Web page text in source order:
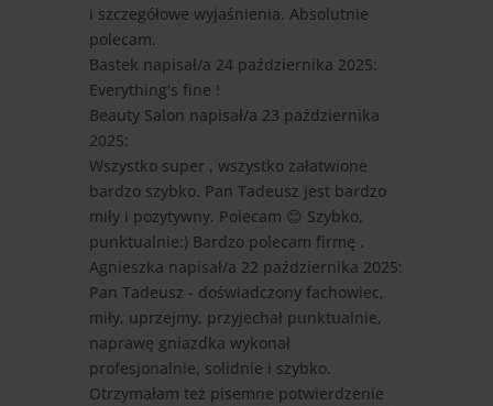
i szczegółowe wyjaśnienia. Absolutnie
polecam.
Bastek napisał/a 24 października 2025:
Everything's fine !
Beauty Salon napisał/a 23 października
2025:
Wszystko super , wszystko załatwione
bardzo szybko. Pan Tadeusz jest bardzo
miły i pozytywny. Polecam 😊 Szybko,
punktualnie:) Bardzo polecam firmę .
Agnieszka napisał/a 22 października 2025:
Pan Tadeusz - doświadczony fachowiec,
miły, uprzejmy, przyjechał punktualnie,
naprawę gniazdka wykonał
profesjonalnie, solidnie i szybko.
Otrzymałam też pisemne potwierdzenie